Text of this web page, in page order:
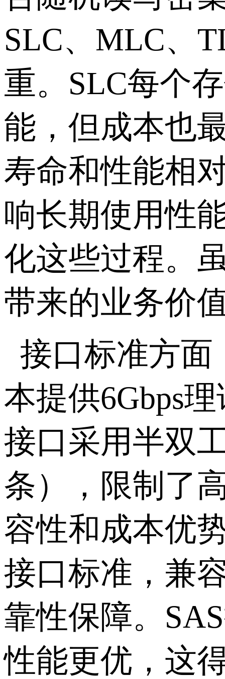
SLC、 MLC、
重。 SLC每个
能，但成本也
寿命和性能相
响长期使用性
化这些过程。
带来的业务价
接口标准方面
本提供6Gbps理
接口采用半双
条），限制了
容性和成本优
接口标准，兼
靠性保障。 SAS
性能更优，这